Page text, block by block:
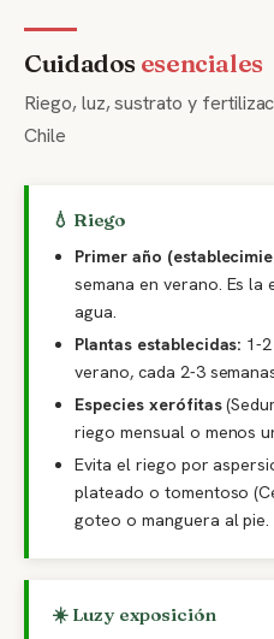
Cuidados esenciales
Riego, luz, sustrato y
Chile
💧 Riego
Primer año
semana en verano. Es la
agua.
Plantas establecidas: 1-
verano, cada 2-3
Especies xerófitas
riego mensual o menos
Evita el riego por
plateado o tomentoso
goteo o manguera al pie.
☀️ Luz y exposición